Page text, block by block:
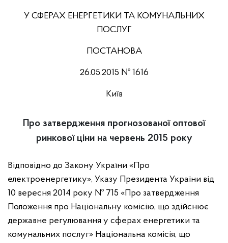
У СФЕРАХ ЕНЕРГЕТИКИ ТА КОМУНАЛЬНИХ
ПОСЛУГ
ПОСТАНОВА
26.05.2015 № 1616
Київ
Про затвердження прогнозованої оптової
ринкової ціни на червень 2015 року
Відповідно до Закону України «Про
електроенергетику», Указу Президента України від
10 вересня 2014 року № 715 «Про затвердження
Положення про Національну комісію, що здійснює
державне регулювання у сферах енергетики та
комунальних послуг» Національна комісія, що